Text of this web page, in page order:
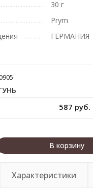
30 г
Prym
ГЕРМАНИЯ
587 руб.
В корзину
Характеристики